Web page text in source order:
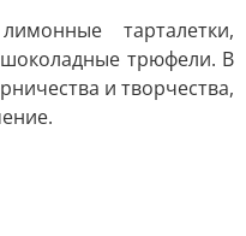
тарталетки,
трюфели. В
и творчества,